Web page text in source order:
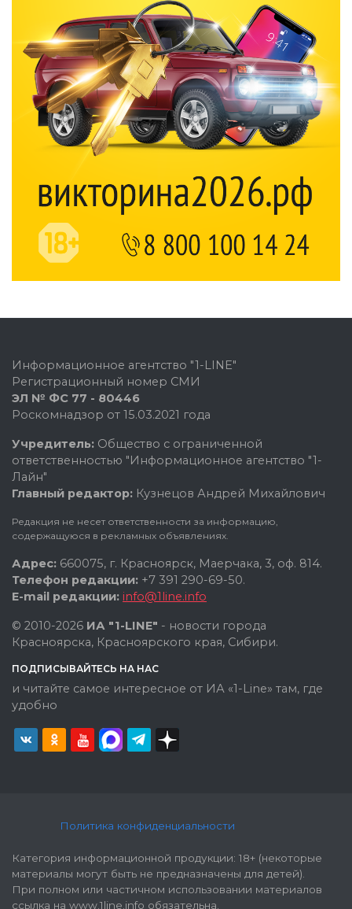
Информационное агентство "1-LINE"
Регистрационный номер СМИ
ЭЛ № ФС 77 - 80446
Роскомнадзор от 15.03.2021 года
Учредитель: Общество с ограниченной
ответственностью "Информационное агентство "1-
Лайн"
Главный редактор: Кузнецов Андрей Михайлович
Редакция не несет ответственности за информацию,
содержащуюся в рекламных объявлениях.
Адрес: 660075, г. Красноярск, Маерчака, 3, оф. 814.
Телефон редакции: +7 391 290-69-50.
E-mail редакции: info@1line.info
© 2010-2026 ИА "1-LINE" - новости города
Красноярска, Красноярского края, Сибири.
ПОДПИСЫВАЙТЕСЬ НА НАС
и читайте самое интересное от ИА «1-Line» там, где
удобно
Политика конфиденциальности
Категория информационной продукции: 18+ (некоторые
материалы могут быть не предназначены для детей).
При полном или частичном использовании материалов
ссылка на www.1line.info обязательна.